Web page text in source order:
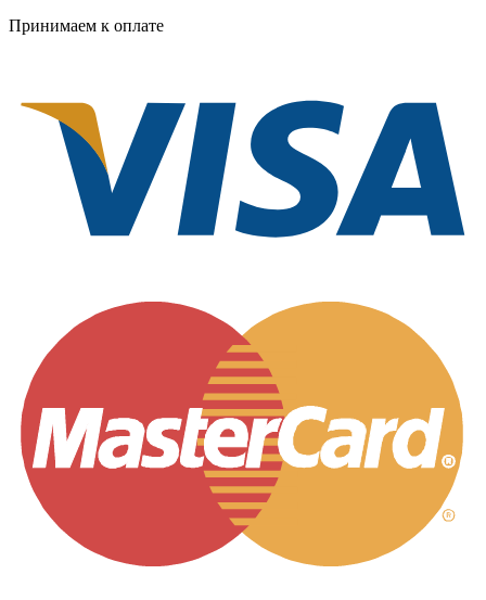
Принимаем к оплате